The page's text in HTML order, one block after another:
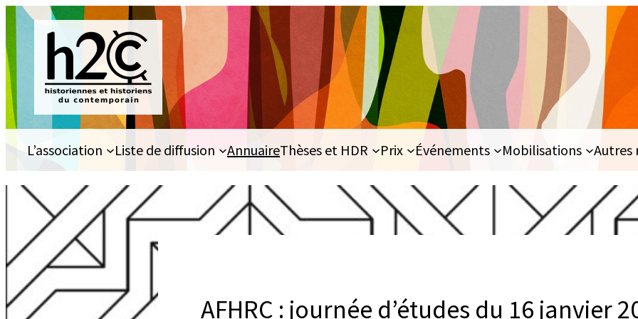
Aller
au
contenu
L’association Liste de diffusion AnnuaireThèses et HDR Prix Événements Mobilisations Autres
AFHRC : journée d’études du 16 janvier